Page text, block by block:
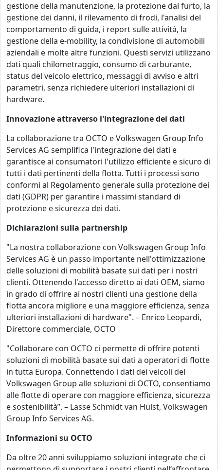
gestione della manutenzione, la protezione dal furto, la
gestione dei danni, il rilevamento di frodi, l'analisi del
comportamento di guida, i report sulle attività, la
gestione della e-mobility, la condivisione di automobili
aziendali e molte altre funzioni. Questi servizi utilizzano
dati quali chilometraggio, consumo di carburante,
status del veicolo elettrico, messaggi di avviso e altri
parametri, senza richiedere ulteriori installazioni di
hardware.
Innovazione attraverso l'integrazione dei dati
La collaborazione tra OCTO e Volkswagen Group Info
Services AG semplifica l'integrazione dei dati e
garantisce ai consumatori l'utilizzo efficiente e sicuro di
tutti i dati pertinenti della flotta. Tutti i processi sono
conformi al Regolamento generale sulla protezione dei
dati (GDPR) per garantire i massimi standard di
protezione e sicurezza dei dati.
Dichiarazioni sulla partnership
"La nostra collaborazione con Volkswagen Group Info
Services AG è un passo importante nell'ottimizzazione
delle soluzioni di mobilità basate sui dati per i nostri
clienti. Ottenendo l'accesso diretto ai dati OEM, siamo
in grado di offrire ai nostri clienti una gestione della
flotta ancora migliore e una maggiore efficienza, senza
ulteriori installazioni di hardware". – Enrico Leopardi,
Direttore commerciale, OCTO
"Collaborare con OCTO ci permette di offrire potenti
soluzioni di mobilità basate sui dati a operatori di flotte
in tutta Europa. Connettendo i dati dei veicoli del
Volkswagen Group alle soluzioni di OCTO, consentiamo
alle flotte di operare con maggiore efficienza, sicurezza
e sostenibilità”. – Lasse Schmidt van Hülst, Volkswagen
Group Info Services AG.
Informazioni su OCTO
Da oltre 20 anni sviluppiamo soluzioni integrate che ci